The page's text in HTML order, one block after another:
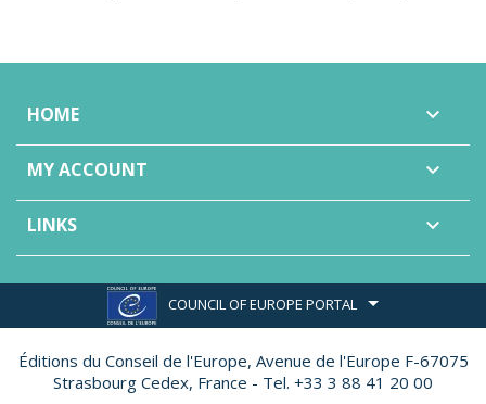
HOME 
MY ACCOUNT 
LINKS 
COUNCIL OF EUROPE PORTAL
Éditions du Conseil de l'Europe, Avenue de l'Europe F-67075
Strasbourg Cedex, France - Tel. +33 3 88 41 20 00